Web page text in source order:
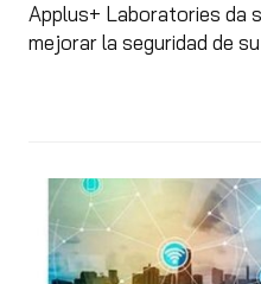
Applus+ Laboratories da
mejorar la seguridad de